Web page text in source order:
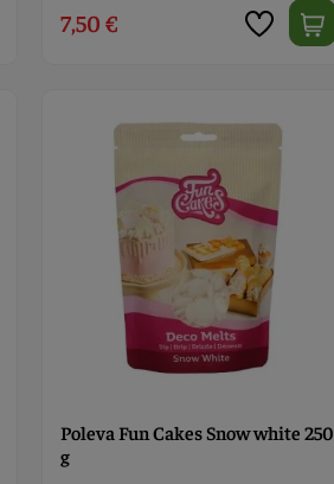
7,50 €
Poleva Fun Cakes Snow white 250
g